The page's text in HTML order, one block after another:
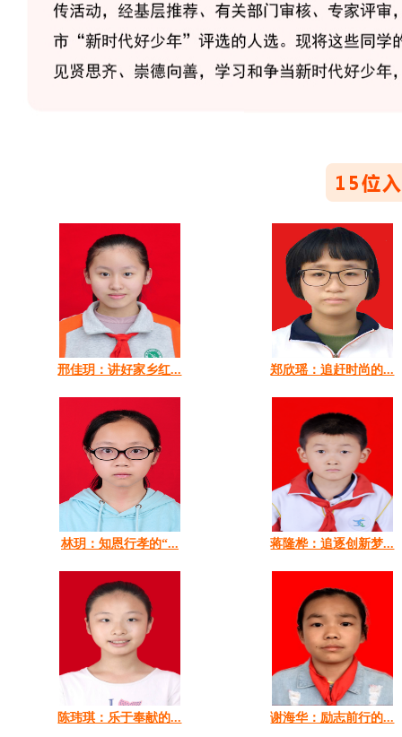
邢佳玥：讲好家乡红... 郑欣瑶：追赶时尚的...
林玥：知恩行孝的“... 蒋隆桦：追逐创新梦...
陈玮琪：乐于奉献的... 谢海华：励志前行的...